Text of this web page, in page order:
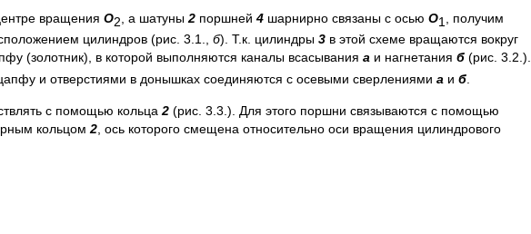
вращения O2 , а шатуны 2 поршней 4 шарнирно связаны с осью O1
, получим
цилиндров (рис. 3.1., б). Т.к. цилиндры 3 в этой схеме вращаются вокруг
(золотник), в которой выполняются каналы всасывания a и нагнетания б (рис. 3.2.).
и отверстиями в донышках соединяются с осевыми сверлениями а и б
с помощью кольца 2 (рис. 3.3.). Для этого поршни связываются с помощью
кольцом 2 , ось которого смещена относительно оси вращения цилиндрового